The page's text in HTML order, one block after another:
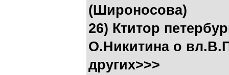
(Широносова)
26) Ктитор
О.Никитина о
других>>>